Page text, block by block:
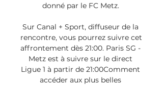
donné par le FC Metz.
Sur Canal + Sport, diffuseur de la
rencontre, vous pourrez suivre cet
affrontement dès 21:00. Paris SG -
Metz est à suivre sur le direct
Ligue 1 à partir de 21:00Comment
accéder aux plus belles